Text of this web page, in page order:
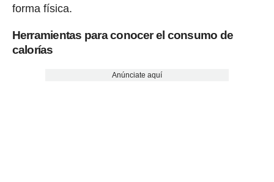
forma física.
Herramientas para conocer el consumo de
calorías
Anúnciate aquí